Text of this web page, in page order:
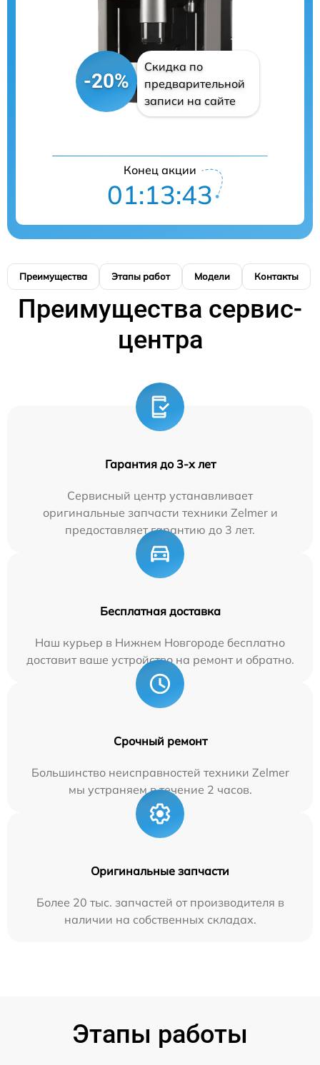
-20%
Скидка по
предварительной
записи на сайте
Конец акции
01:13:42
Преимущества Этапы работ Модели Контакты
Преимущества сервис-
центра
Гарантия до 3-х лет
Сервисный центр устанавливает
оригинальные запчасти техники Zelmer и
предоставляет гарантию до 3 лет.
Бесплатная доставка
Наш курьер в Нижнем Новгороде бесплатно
доставит ваше устройство на ремонт и обратно.
Срочный ремонт
Большинство неисправностей техники Zelmer
мы устраняем в течение 2 часов.
Оригинальные запчасти
Более 20 тыс. запчастей от производителя в
наличии на собственных складах.
Этапы работы